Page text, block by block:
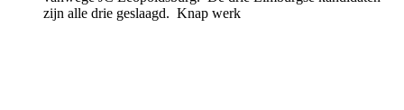
zijn alle drie geslaagd. Knap werk